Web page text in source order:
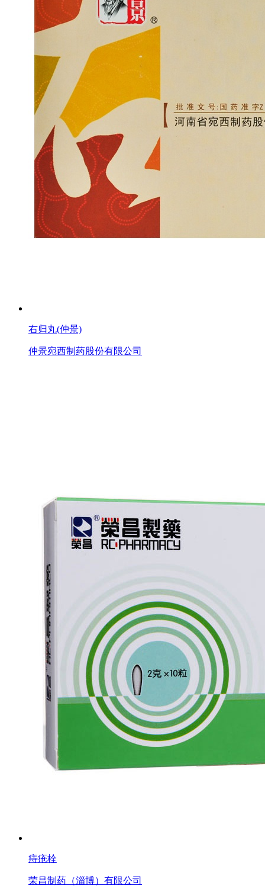
右归丸(仲景)
仲景宛西制药股份有限公司
痔疮栓
荣昌制药（淄博）有限公司